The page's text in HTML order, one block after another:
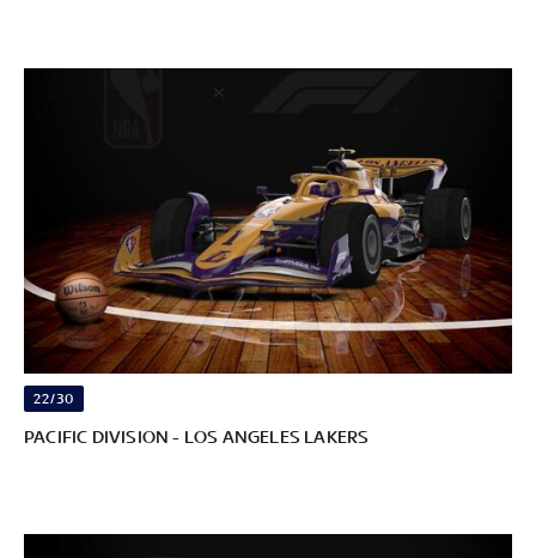
22/30
PACIFIC DIVISION - LOS ANGELES LAKERS